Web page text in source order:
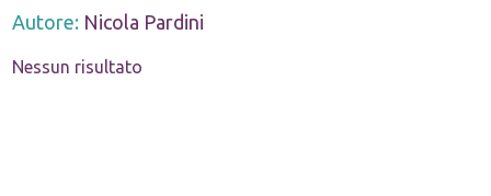
Autore: Nicola Pardini
Nessun risultato